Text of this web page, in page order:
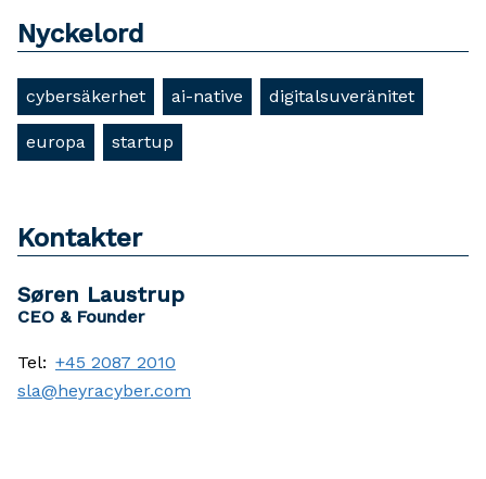
Nyckelord
cybersäkerhet ai-native digitalsuveränitet
europa startup
Kontakter
Søren Laustrup
CEO & Founder
Tel: +45 2087 2010
sla@heyracyber.com